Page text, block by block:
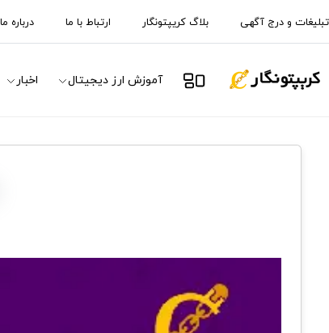
تبلیغات و درج آگهی بلاگ کریپتونگار ارتباط با ما درباره ما
آموزش ارز دیجیتال اخبار